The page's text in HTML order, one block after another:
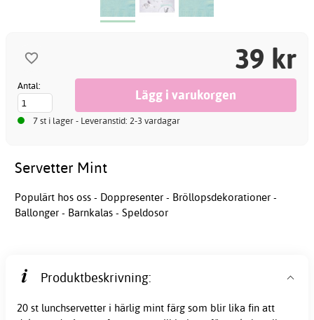
39 kr
Antal:
7 st i lager - Leveranstid: 2-3 vardagar
Servetter Mint
Populärt hos oss - Doppresenter - Bröllopsdekorationer -
Ballonger - Barnkalas - Speldosor
Produktbeskrivning:
20 st lunchservetter i härlig mint färg som blir lika fin att